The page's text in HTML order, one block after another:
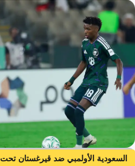
Saudi National Team's X Official Account
السعودية الأولمبي ضد قيرغستان تحت 23